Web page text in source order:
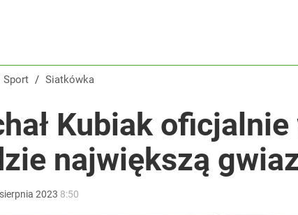
Sport / Siatkówka
Kubiak
największą
sierpnia 2023 8:50